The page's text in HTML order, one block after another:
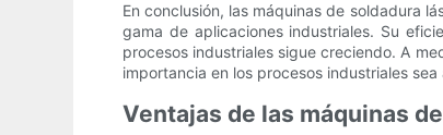
En conclusión, las máquinas de soldadura
gama de aplicaciones industriales. Su
procesos industriales sigue creciendo. A
importancia en los procesos industriales
Ventajas de las máquinas